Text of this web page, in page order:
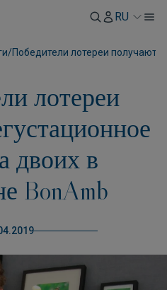
RU
/Победители лотереи получают
лотереи
двоих в
BonAmb